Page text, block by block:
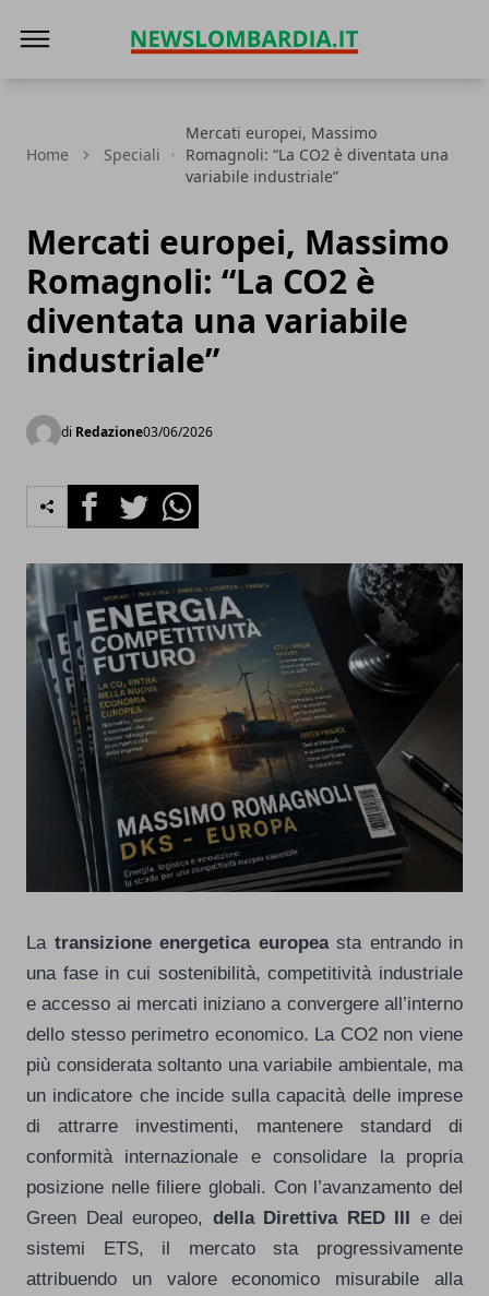
Home Speciali
Mercati europei, Massimo
Romagnoli: “La CO2 è diventata una
variabile industriale”
Mercati europei, Massimo
Romagnoli: “La CO2 è
diventata una variabile
industriale”
di Redazione03/06/2026
FacebookTwitterWhatsapp
La transizione energetica europeasta entrando in
una fase in cui sostenibilità, competitività industriale
e accesso ai mercati iniziano a convergere all’interno
dello stesso perimetro economico. La CO2 non viene
più considerata soltanto una variabile ambientale, ma
un indicatore che incide sulla capacità delle imprese
di attrarre investimenti, mantenere standard di
conformità internazionale e consolidare la propria
posizione nelle filiere globali. Con l’avanzamento del
Green Deal europeo, della Direttiva RED III e dei
sistemi ETS, il mercato sta progressivamente
attribuendo un valore economico misurabile alla